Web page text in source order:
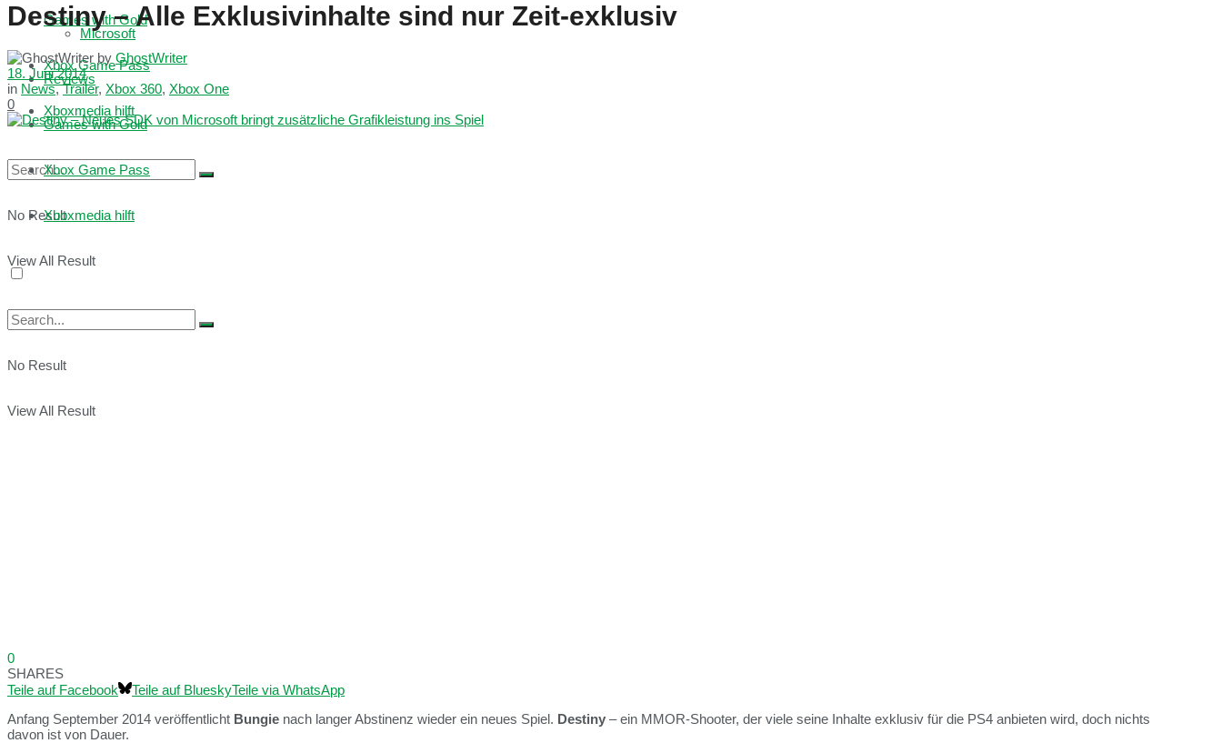
Games with Gold
Xbox Game Pass
Xboxmedia hilft
No Result
View All Result
Microsoft
Reviews
Games with Gold
Xbox Game Pass
Xboxmedia hilft
No Result
View All Result
Destiny – Alle Exklusivinhalte sind nur Zeit-exklusiv
by GhostWriter
18. Juni 2014
in News,Trailer, Xbox 360, Xbox One
0
0
SHARES
Teile auf Facebook
Teile auf BlueskyTeile via WhatsApp
Anfang September 2014 veröffentlicht Bungie nach langer Abstinenz wieder ein neues Spiel. Destiny – ein MMOR-Shooter, der viele seine Inhalte exklusiv für die PS4 anbieten wird, doch nichts
davon ist von Dauer.